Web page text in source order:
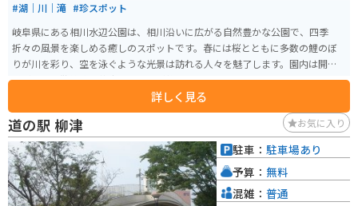
#湖｜川｜滝 #珍スポット
岐阜県にある相川水辺公園は、相川沿いに広がる自然豊かな公園で、四季
折々の風景を楽しめる癒しのスポットです。春には桜とともに多数の鯉のぼ
りが川を彩り、空を泳ぐような光景は訪れる人々を魅了します。園内は開放
感があり、散策路や芝生スペースが整備されているため、のんびりと過ごし
たりピクニックを楽しむのにも最適です。比較的人も落ち着いており、ゆっ
たりとした時間が流れるのも魅力の一つ。 周辺道路は走りやすく、バイクで
のアクセスも良好で、ツーリングの休憩スポットとしても利用しやすい環境
です。自然と季節の彩りを感じながら、気軽にリフレッシュできる穴場的な
スポットです。
詳しく見る
道の駅 柳津 お気に入り
駐車： 駐車場あり
予算： 無料
混雑： 普通